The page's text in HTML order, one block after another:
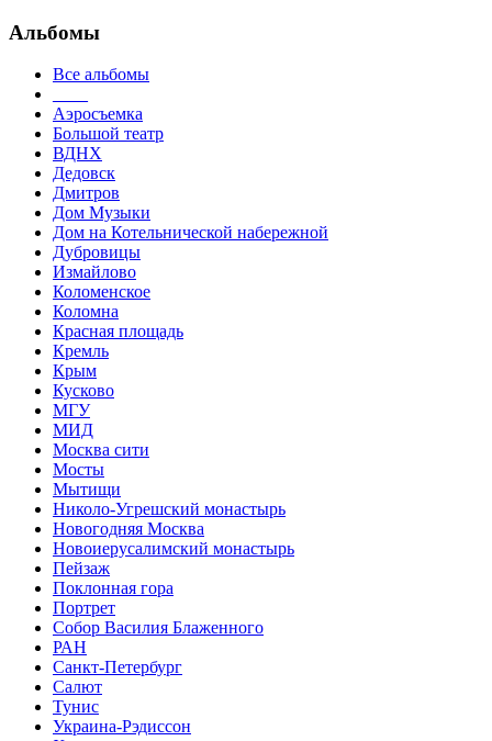
Альбомы
Все альбомы
Аэросъемка
Большой театр
ВДНХ
Дедовск
Дмитров
Дом Музыки
Дом на Котельнической набережной
Дубровицы
Измайлово
Коломенское
Коломна
Красная площадь
Кремль
Крым
Кусково
МГУ
МИД
Москва сити
Мосты
Мытищи
Николо-Угрешский монастырь
Новогодняя Москва
Новоиерусалимский монастырь
Пейзаж
Поклонная гора
Портрет
Собор Василия Блаженного
РАН
Санкт-Петербург
Салют
Тунис
Украина-Рэдиссон